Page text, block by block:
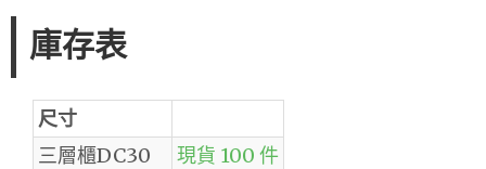
庫存表
尺寸
三層櫃DC30
現貨 100 件